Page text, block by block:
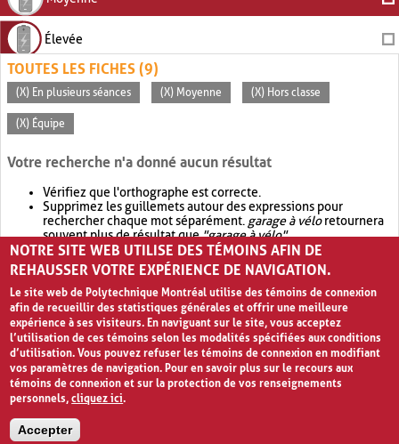
Élevée
TOUTES LES FICHES (9)
(X) En plusieurs séances (X) Moyenne (X) Hors classe
(X) Équipe
Votre recherche n'a donné aucun résultat
Vérifiez que l'orthographe est correcte.
Supprimez les guillemets autour des expressions pour
rechercher chaque mot séparément. garage à véloretournera
souvent plus de résultat que"garage à vélo".
Envisagez d'élargir votre recherche avec OR.garage OR vélo
retournera souvent plus de résultat quegarage à vélo
NOTRE SITE WEB UTILISE DES TÉMOINS AFIN DE
REHAUSSER VOTRE EXPÉRIENCE DE NAVIGATION.
Le site web de Polytechnique Montréal utilise des témoins de connexion
afin de recueillir des statistiques générales et offrir une meilleure
expérience à ses visiteurs. En naviguant sur le site, vous acceptez
l’utilisation de ces témoins selon les modalités spécifiées aux conditions
d’utilisation. Vous pouvez refuser les témoins de connexion en modifiant
vos paramètres de navigation. Pour en savoir plus sur le recours aux
témoins de connexion et sur la protection de vos renseignements
personnels,cliquez ici.
Accepter